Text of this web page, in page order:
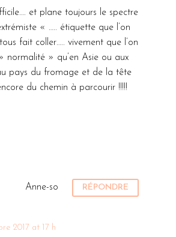
et plane toujours le spectre
« ….. étiquette que l’on
fait coller….. vivement que l’on
» qu’en Asie ou aux
pays du fromage et de la tête
du chemin à parcourir !!!!!
Anne-so
2017 at 17 h
RÉPONDRE